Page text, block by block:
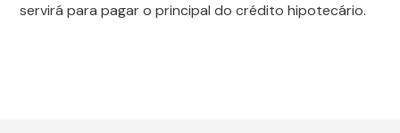
servirá para pagar o principal do crédito hipotecário.